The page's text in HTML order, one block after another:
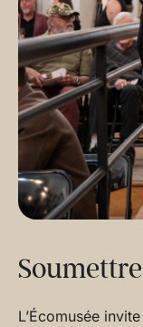
L’Écomusée